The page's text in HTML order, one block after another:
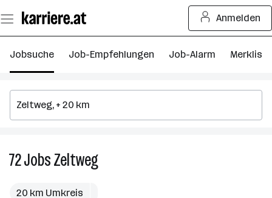
Seiteninhalt
springen
Anmelden
Jobsuche Job-Empfehlungen Job-Alarm Merkliste
72JobsZeltweg72
Jobs
20 km Umkreis